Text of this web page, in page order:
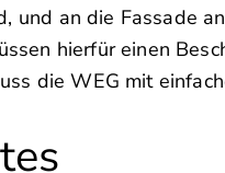
und an die Fassade
hierfür einen
die WEG mit